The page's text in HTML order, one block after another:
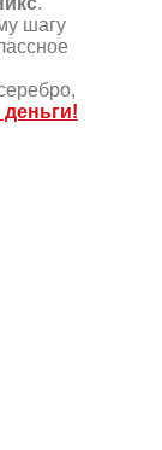
шагу